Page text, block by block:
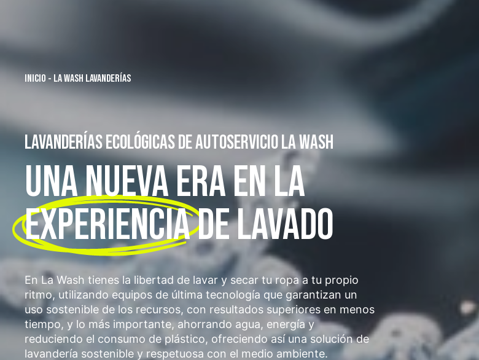
INICIO - LA WASH LAVANDERÍAS
LAVANDERÍAS ECOLÓGICAS DE AUTOSERVICIO LA WASH
UNA NUEVA ERA EN LA
EXPERIENCIADE LAVADO
En La Wash tienes la libertad de lavar y secar tu ropa a tu propio
ritmo, utilizando equipos de última tecnología que garantizan un
uso sostenible de los recursos, con resultados superiores en menos
tiempo, y lo más importante, ahorrando agua, energía y
reduciendo el consumo de plástico, ofreciendo así una solución de
lavandería sostenible y respetuosa con el medio ambiente.